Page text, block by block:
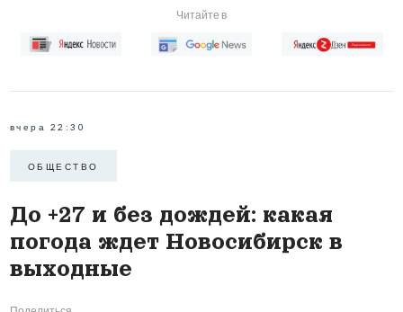
Читайте в
вчера 22:30
ОБЩЕСТВО
До +27 и без дождей: какая
погода ждет Новосибирск в
выходные